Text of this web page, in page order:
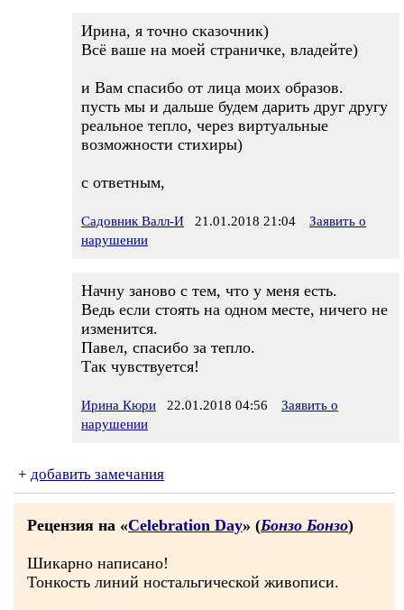
Ирина, я точно сказочник)
Всё ваше на моей страничке, владейте)
и Вам спасибо от лица моих образов.
пусть мы и дальше будем дарить друг другу
реальное тепло, через виртуальные
возможности стихиры)
с ответным,
Садовник Валл-И 21.01.2018 21:04
Заявить о
нарушении
Начну заново с тем, что у меня есть.
Ведь если стоять на одном месте, ничего не
изменится.
Павел, спасибо за тепло.
Так чувствуется!
Ирина Кюри 22.01.2018 04:56
Заявить о
нарушении
+ добавить замечания
Рецензия на «Celebration Day» (Бонзо Бонзо)
Шикарно написано!
Тонкость линий ностальгической живописи.